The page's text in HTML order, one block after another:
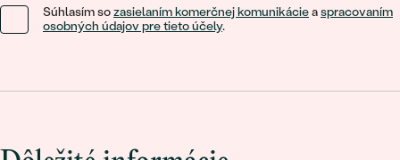
Súhlasím sozasielaním komerčnej komunikácieaspracovaním
osobných údajov pre tieto účely.